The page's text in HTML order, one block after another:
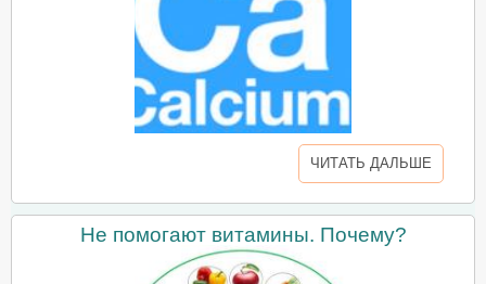
ЧИТАТЬ ДАЛЬШЕ
Не помогают витамины. Почему?